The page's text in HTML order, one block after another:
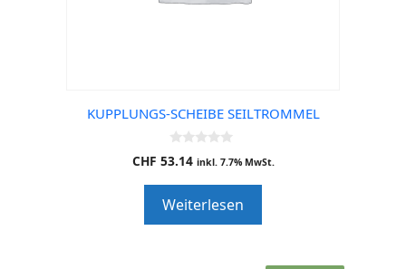
KUPPLUNGS-SCHEIBE SEILTROMMEL
0
o
o
f
5
CHF 53.14 inkl. 7.7% MwSt.
Weiterlesen